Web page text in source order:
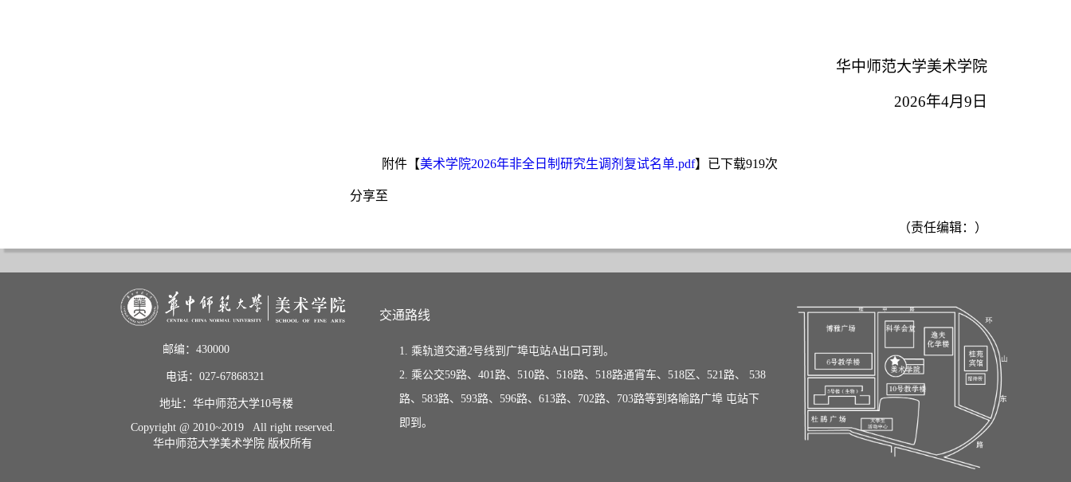
华中师范大学美术学院
2026年4月9日
附件【美术学院2026年非全日制研究生调剂复试名单.pdf】已下载919次
分享至
（责任编辑：）
邮编：430000
电话：027-67868321
地址：华中师范大学10号楼
Copyright @ 2010~2019 All right reserved.
华中师范大学美术学院 版权所有
交通路线
1. 乘轨道交通2号线到广埠屯站A出口可到。
2. 乘公交59路、401路、510路、518路、518路通宵车、518区、521路、 538
路、583路、593路、596路、613路、702路、703路等到珞喻路广埠 屯站下
即到。